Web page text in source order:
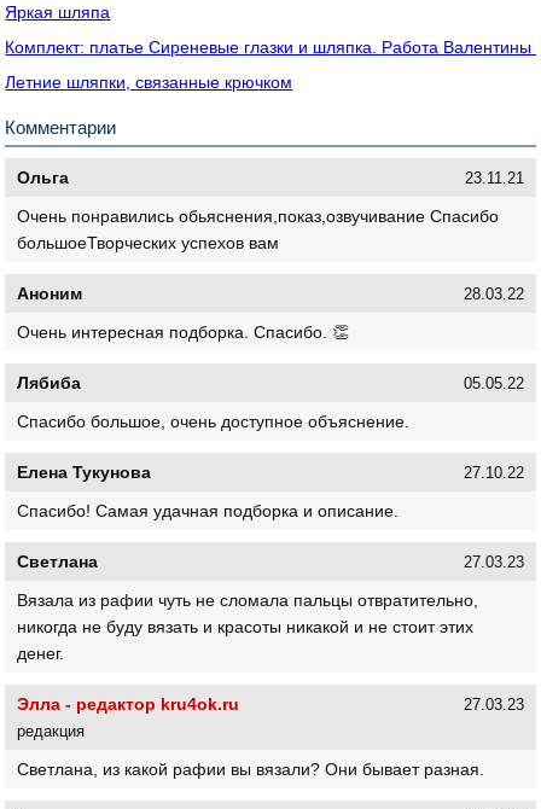
Яркая шляпа
Комплект: платье Сиреневые глазки и шляпка. Работа Валентины
Летние шляпки, связанные крючком
Комментарии
Ольга 23.11.21
Очень понравились обьяснения,показ,озвучивание Спасибо
большоеТворческих успехов вам
Аноним 28.03.22
Очень интересная подборка. Спасибо. 👏
Лябиба 05.05.22
Спасибо большое, очень доступное объяснение.
Елена Тукунова 27.10.22
Спасибо! Самая удачная подборка и описание.
Светлана 27.03.23
Вязала из рафии чуть не сломала пальцы отвратительно,
никогда не буду вязать и красоты никакой и не стоит этих
денег.
Элла - редактор kru4ok.ru
редакция
27.03.23
Светлана, из какой рафии вы вязали? Они бывает разная.